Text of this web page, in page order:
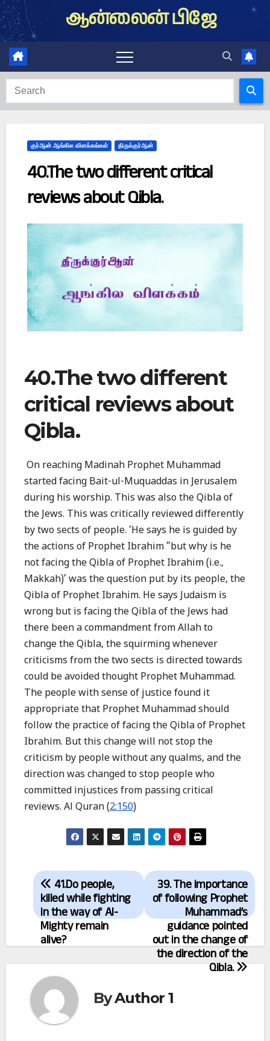
Skip
to
content
ஆன்லைன் பிஜே
குர்ஆன் ஆங்கில விளக்கங்கள் திருக்குர்ஆன்
40.The two different critical
reviews about Qibla.
40.The two different
critical reviews about
Qibla.
On reaching Madinah Prophet Muhammad
started facing Bait-ul-Muquaddas in Jerusalem
during his worship. This was also the Qibla of
the Jews. This was critically reviewed differently
by two sects of people. ‘He says he is guided by
the actions of Prophet Ibrahim ”but why is he
not facing the Qibla of Prophet Ibrahim (i.e.,
Makkah)’ was the question put by its people, the
Qibla of Prophet Ibrahim. He says Judaism is
wrong but is facing the Qibla of the Jews had
there been a commandment from Allah to
change the Qibla, the squirming whenever
criticisms from the two sects is directed towards
could be avoided thought Prophet Muhammad.
The people with sense of justice found it
appropriate that Prophet Muhammad should
follow the practice of facing the Qibla of Prophet
Ibrahim. But this change will not stop the
criticism by people without any qualms, and the
direction was changed to stop people who
committed injustices from passing critical
reviews. Al Quran (2:150)
Post
navigation
39. The importance
of following Prophet
Muhammad’s
guidance pointed
out in the change of
the direction of the
Qibla.
41.Do people,
killed while fighting
in the way of Al-
Mighty remain
alive?
ByAuthor 1